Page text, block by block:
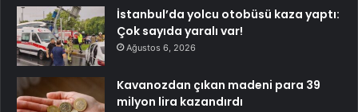
İstanbul’da yolcu otobüsü kaza yaptı:
Çok sayıda yaralı var!
Ağustos 6, 2026
Kavanozdan çıkan madeni para 39
milyon lira kazandırdı